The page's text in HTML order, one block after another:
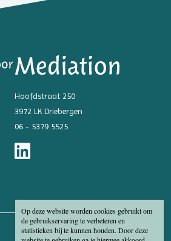
Op deze website worden cookies gebruikt om
de gebruikservaring te verbeteren en
statistieken bij te kunnen houden. Door deze
Hoofdstraat 250
3972 LK Driebergen
06 - 5379 5525